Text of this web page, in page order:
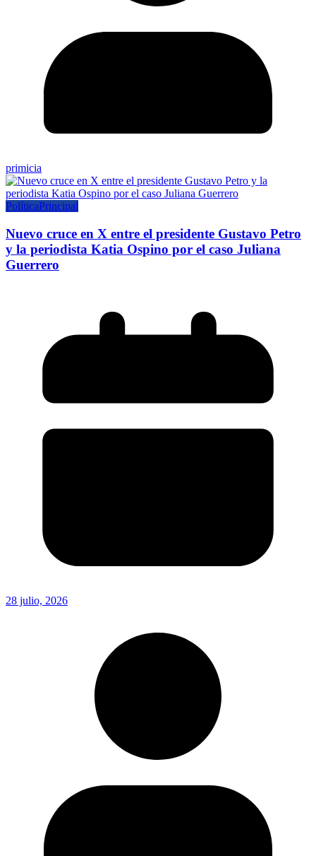
primicia
PolíticaPrincipal
Nuevo cruce en X entre el presidente Gustavo Petro
y la periodista Katia Ospino por el caso Juliana
Guerrero
28 julio, 2026